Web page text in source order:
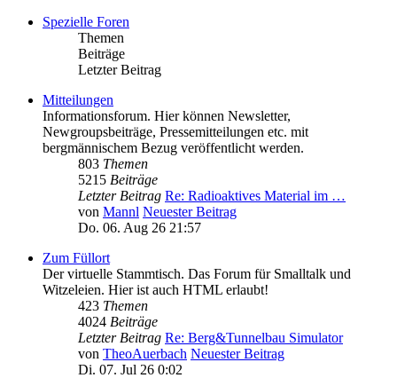
Spezielle Foren
Themen
Beiträge
Letzter Beitrag
Mitteilungen
Informationsforum. Hier können Newsletter,
Newgroupsbeiträge, Pressemitteilungen etc. mit
bergmännischem Bezug veröffentlicht werden.
803 Themen
5215 Beiträge
Letzter Beitrag Re: Radioaktives Material im …
von Mannl Neuester Beitrag
Do. 06. Aug 26 21:57
Zum Füllort
Der virtuelle Stammtisch. Das Forum für Smalltalk und
Witzeleien. Hier ist auch HTML erlaubt!
423 Themen
4024 Beiträge
Letzter Beitrag Re: Berg&Tunnelbau Simulator
von TheoAuerbach Neuester Beitrag
Di. 07. Jul 26 0:02